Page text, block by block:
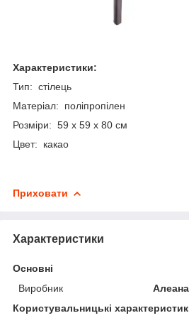
Характеристики:
Тип: стілець
Матеріал: поліпропілен
Розміри: 59 x 59 x 80 см
Цвет: какао
Приховати
Характеристики
Основні
Виробник
Алеана
Користувальницькі